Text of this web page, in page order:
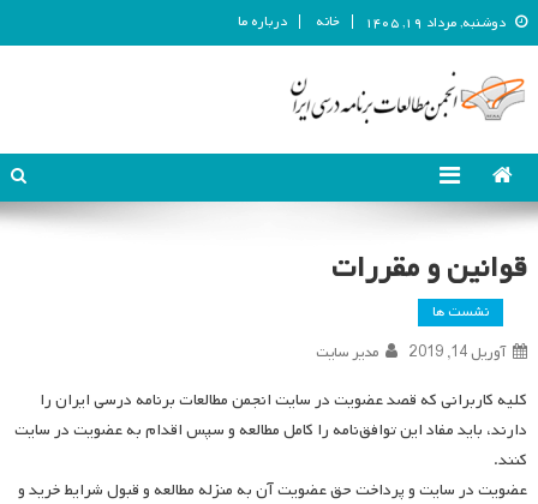
دوشنبه, مرداد ۱۹, ۱۴۰۵ خانه درباره ما
انجمن مطالعات برنامه درسی ایران
قوانین و مقررات
نشست ها
آوریل 14, 2019 مدیر سایت
کلیه کاربرانی که قصد عضویت در سایت انجمن مطالعات برنامه درسی ایران را
دارند، باید مفاد این توافق‌نامه را کامل مطالعه و سپس اقدام به عضویت در سایت
کنند.
عضویت در سایت و پرداخت حق عضویت آن به منزله مطالعه و قبول شرایط خرید و